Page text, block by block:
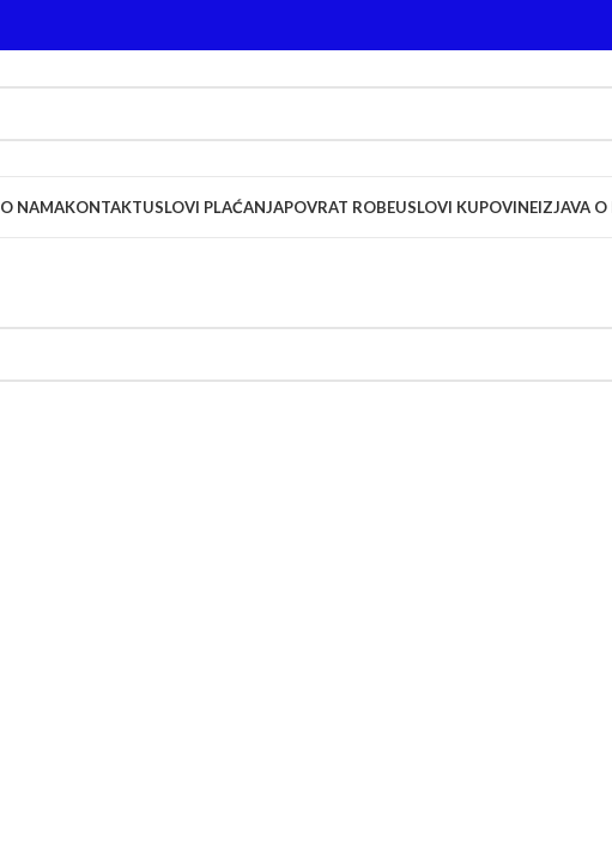
O NAMAKONTAKTUSLOVI PLAĆANJAPOVRAT ROBEUSLOVI KUPOVINEIZJAVA